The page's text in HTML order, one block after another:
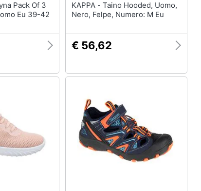
Eu 39-42
KAPPA - Taino Hooded, Uomo,
Nero, Felpe, Numero: M Eu
€ 56,62